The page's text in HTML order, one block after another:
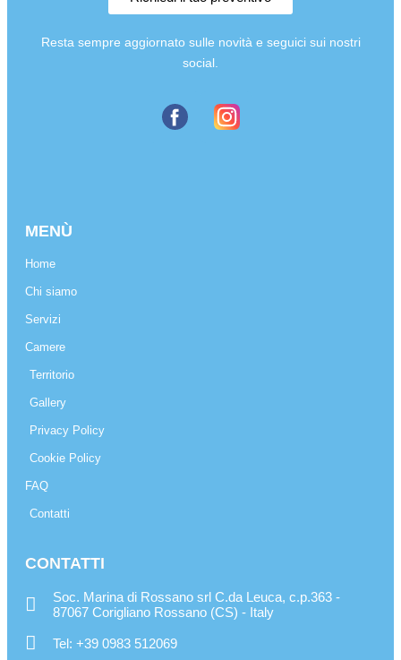
Resta sempre aggiornato sulle novità e seguici sui nostri
social.
MENÙ
Home
Chi siamo
Servizi
Camere
Territorio
Gallery
Privacy Policy
Cookie Policy
FAQ
Contatti
CONTATTI
Soc. Marina di Rossano srl C.da Leuca, c.p.363 -
87067 Corigliano Rossano (CS) - Italy
Tel: +39 0983 512069